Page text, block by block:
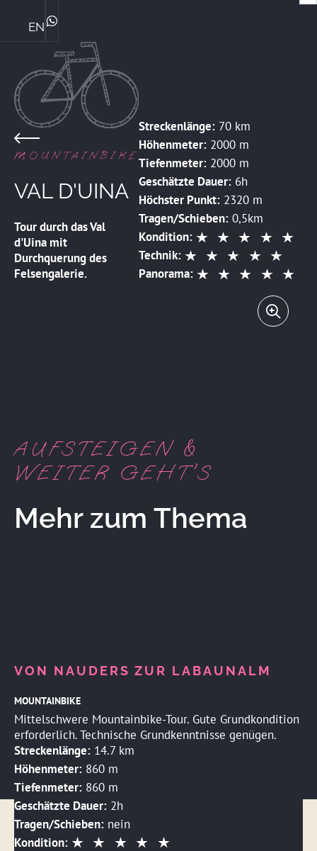
EN
WhatsApp
MOUNTAINBIKE
VAL D'UINA
Tour durch das Val
d'Uina mit
Durchquerung des
Felsengalerie.
Streckenlänge:70 km
Höhenmeter:2000 m
Tiefenmeter:2000 m
Geschätzte Dauer:6h
Höchster Punkt:2320 m
Tragen/Schieben:0,5km
Kondition:
Technik:
Panorama:
AUFSTEIGEN &
WEITER GEHT'S
Mehr zum Thema
VON NAUDERS ZUR LABAUNALM
MOUNTAINBIKE
Mittelschwere Mountainbike-Tour. Gute Grundkondition
erforderlich. Technische Grundkenntnisse genügen.
Streckenlänge: 14.7 km
Höhenmeter: 860 m
Tiefenmeter: 860 m
Geschätzte Dauer: 2h
Tragen/Schieben: nein
Kondition: